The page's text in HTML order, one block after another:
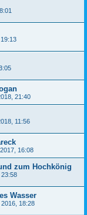
21:40
11:56
16:08
zum Hochkönig
23:58
Wasser
18:28